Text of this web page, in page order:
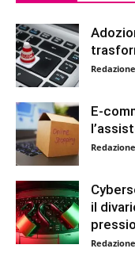
E-
il